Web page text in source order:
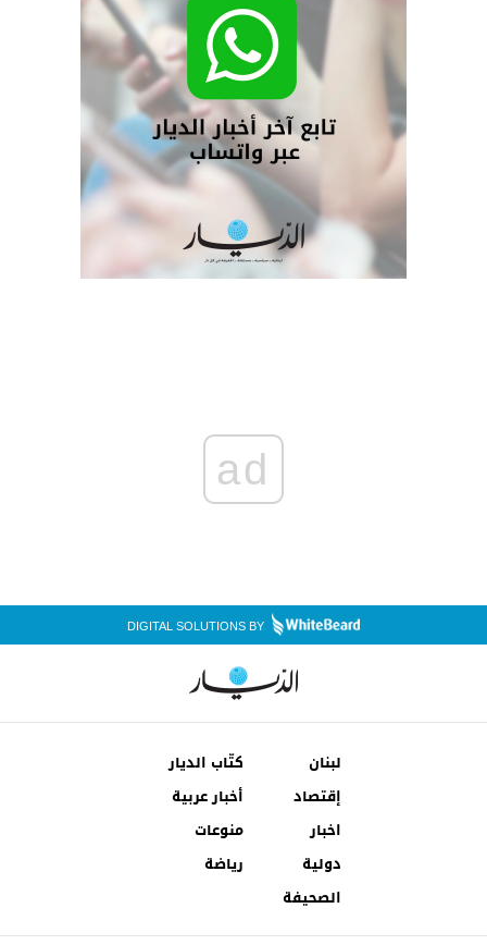
ad
DIGITAL SOLUTIONS BY
لبنان
كتّاب الديار
إقتصاد
أخبار عربية
اخبار
دولية
منوعات
رياضة
الصحيفة